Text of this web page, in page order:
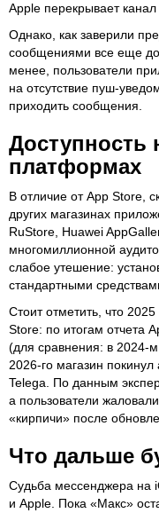
Apple перекрывает
Однако, как заверили
сообщениями все еще
менее, пользователи
на отсутствие пуш-
приходить сообщения.
Доступность
платформах
В отличие от App Store,
других магазинах
RuStore, Huawei
многомиллионной
слабое утешение:
стандартными
Стоит отметить, что
Store: по итогам отчета
(для сравнения: в
2026-го магазин
Telega. По данным
а пользователи
«кирпичи» после
Что дальше
Судьба мессенджера на
и Apple. Пока «Макс»